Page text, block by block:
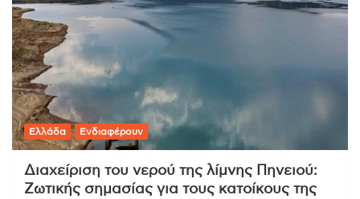
Ελλάδα Ενδιαφέρουν
Διαχείριση του νερού της λίμνης Πηνειού:
Ζωτικής σημασίας για τους κατοίκους της